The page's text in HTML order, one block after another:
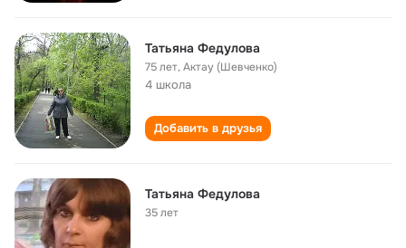
Татьяна Федулова
75 лет,Актау (Шевченко)
4 школа
Добавить в друзья
Татьяна Федулова
35 лет